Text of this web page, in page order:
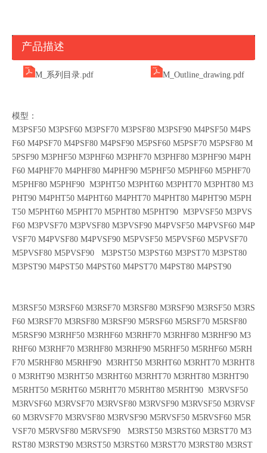
产品描述
M_系列目录.pdf M_Outline_drawing.pdf
模型：
M3PSF50 M3PSF60 M3PSF70 M3PSF80 M3PSF90 M4PSF50 M4PS
F60 M4PSF70 M4PSF80 M4PSF90 M5PSF60 M5PSF70 M5PSF80 M
5PSF90 M3PHF50 M3PHF60 M3PHF70 M3PHF80 M3PHF90 M4PH
F60 M4PHF70 M4PHF80 M4PHF90 M5PHF50 M5PHF60 M5PHF70
M5PHF80 M5PHF90 M3PHT50 M3PHT60 M3PHT70 M3PHT80 M3
PHT90 M4PHT50 M4PHT60 M4PHT70 M4PHT80 M4PHT90 M5PH
T50 M5PHT60 M5PHT70 M5PHT80 M5PHT90 M3PVSF50 M3PVS
F60 M3PVSF70 M3PVSF80 M3PVSF90 M4PVSF50 M4PVSF60 M4P
VSF70 M4PVSF80 M4PVSF90 M5PVSF50 M5PVSF60 M5PVSF70
M5PVSF80 M5PVSF90 M3PST50 M3PST60 M3PST70 M3PST80
M3PST90 M4PST50 M4PST60 M4PST70 M4PST80 M4PST90
M3RSF50 M3RSF60 M3RSF70 M3RSF80 M3RSF90 M3RSF50 M3RS
F60 M3RSF70 M3RSF80 M3RSF90 M5RSF60 M5RSF70 M5RSF80
M5RSF90 M3RHF50 M3RHF60 M3RHF70 M3RHF80 M3RHF90 M3
RHF60 M3RHF70 M3RHF80 M3RHF90 M5RHF50 M5RHF60 M5RH
F70 M5RHF80 M5RHF90 M3RHT50 M3RHT60 M3RHT70 M3RHT8
0 M3RHT90 M3RHT50 M3RHT60 M3RHT70 M3RHT80 M3RHT90
M5RHT50 M5RHT60 M5RHT70 M5RHT80 M5RHT90 M3RVSF50
M3RVSF60 M3RVSF70 M3RVSF80 M3RVSF90 M3RVSF50 M3RVSF
60 M3RVSF70 M3RVSF80 M3RVSF90 M5RVSF50 M5RVSF60 M5R
VSF70 M5RVSF80 M5RVSF90 M3RST50 M3RST60 M3RST70 M3
RST80 M3RST90 M3RST50 M3RST60 M3RST70 M3RST80 M3RST